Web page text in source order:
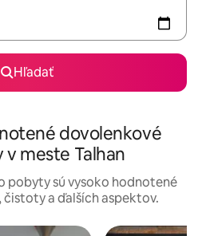
Hľadať
dovolenkové
v meste Talhan
pobyty sú vysoko hodnotené
a ďalších aspektov.